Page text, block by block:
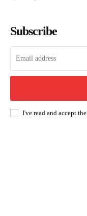
Subscribe
I've read and accept the